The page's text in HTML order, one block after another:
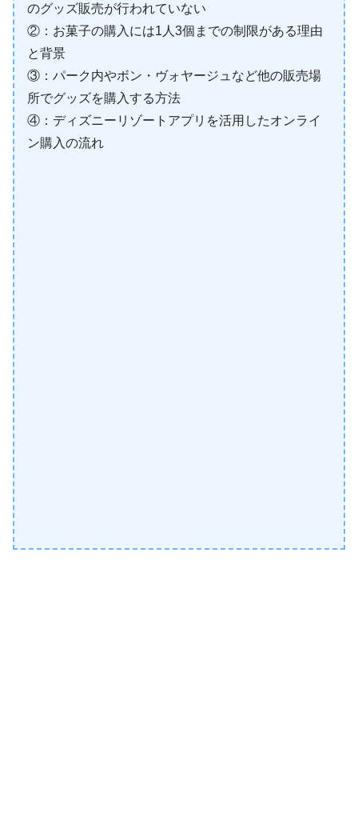
のグッズ販売が行われていない
②：お菓子の購入には1人3個までの制限がある理由
と背景
③：パーク内やボン・ヴォヤージュなど他の販売場
所でグッズを購入する方法
④：ディズニーリゾートアプリを活用したオンライ
ン購入の流れ